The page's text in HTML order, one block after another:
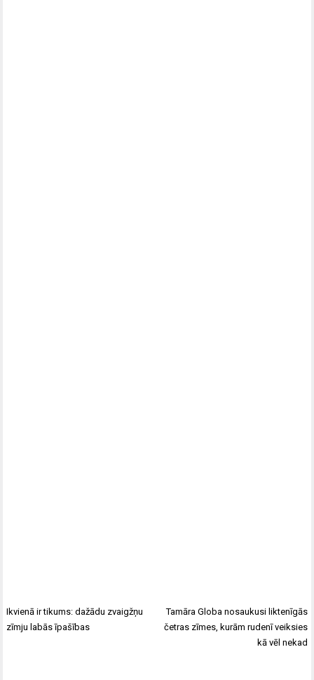
Ikvienā ir tikums: dažādu zvaigžņu
zīmju labās īpašības
Tamāra Globa nosaukusi liktenīgās
četras zīmes, kurām rudenī veiksies
kā vēl nekad